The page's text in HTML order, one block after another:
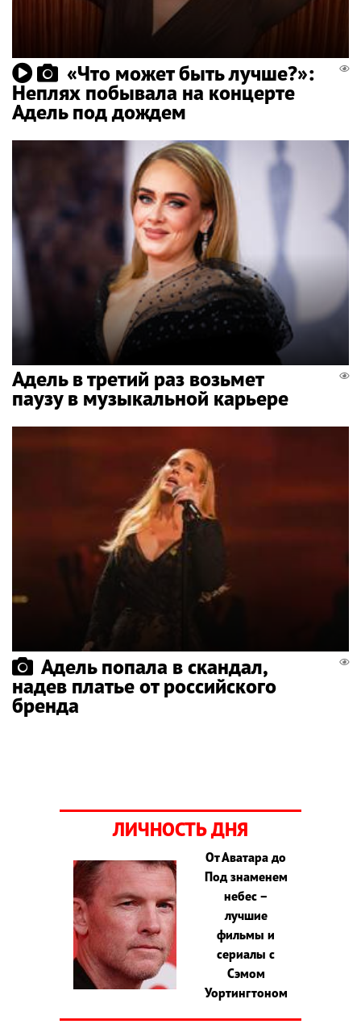
«Что может быть лучше?»:
Неплях побывала на концерте
Адель под дождем
Адель в третий раз возьмет
паузу в музыкальной карьере
Адель попала в скандал,
надев платье от российского
бренда
ЛИЧНОСТЬ ДНЯ
От Аватара до
Под знаменем
небес –
лучшие
фильмы и
сериалы с
Сэмом
Уортингтоном